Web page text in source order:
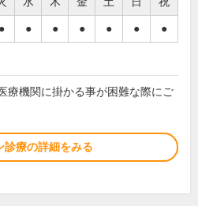
● ● ● ● ● ● ●
療機関に掛かる事が困難な際にご
診療の詳細をみる